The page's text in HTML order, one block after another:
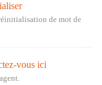
de mot de
vous ici